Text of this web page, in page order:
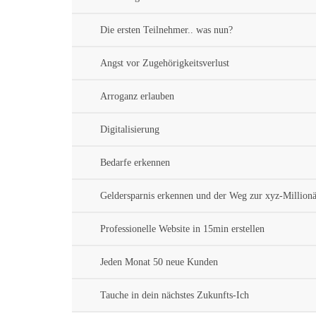
Die ersten Teilnehmer.. was nun?
Angst vor Zugehörigkeitsverlust
Arroganz erlauben
Digitalisierung
Bedarfe erkennen
Geldersparnis erkennen und der Weg zur xyz-
Professionelle Website in 15min erstellen
Jeden Monat 50 neue Kunden
Tauche in dein nächstes Zukunfts-Ich